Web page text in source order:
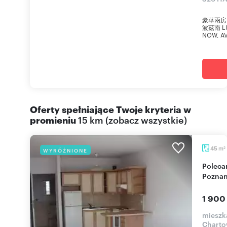
豪華兩
波茲南
NOW,
Oferty spełniające Twoje kryteria w
promieniu15 km (zobacz wszystkie)
WYRÓŻNIONE 45 m2
Polecam 45 m² mieszkanie z balkonem w
1 900